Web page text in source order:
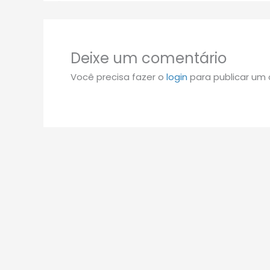
Deixe um comentário
Você precisa fazer o login para publicar um